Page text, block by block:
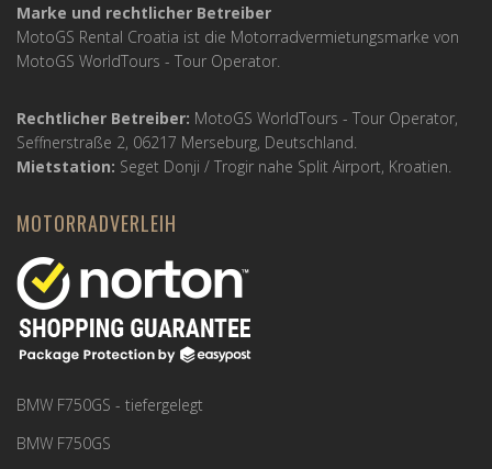
Marke und rechtlicher Betreiber
MotoGS Rental Croatia ist die Motorradvermietungsmarke von
MotoGS WorldTours - Tour Operator
Rechtlicher Betreiber: MotoGS WorldTours - Tour Operator,
Seffnerstraße 2, 06217 Merseburg, Deutschland.
Mietstation: Seget Donji / Trogir nahe Split Airport, Kroatien.
MOTORRADVERLEIH
BMW F750GS - tiefergelegt
BMW F750GS